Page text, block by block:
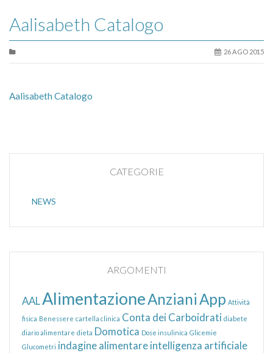
Aalisabeth Catalogo
26 AGO 2015
Aalisabeth Catalogo
CATEGORIE
NEWS
ARGOMENTI
AALAlimentazioneAnzianiApp Attività
fisica Benessere cartella clinica Conta dei Carboidrati diabete
diario alimentare dieta Domotica Dose insulinica Glicemie
Glucometri indagine alimentareintelligenza artificiale